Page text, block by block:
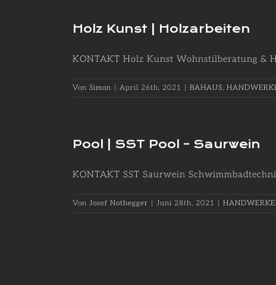
Holz Kunst | Holzarbeiten
KONTAKT Holz Kunst Wohnstilberatung &
Von Simon April 26th, 2021 BAHAUS,
Pool | SST Pool – Saurwein
KONTAKT SST Saurwein
Von Josef Nothegger Juni 28th, 2021